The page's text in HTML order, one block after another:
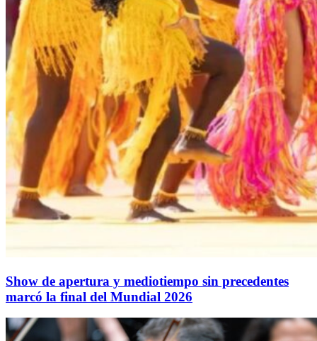
Show de apertura y mediotiempo sin precedentes
marcó la final del Mundial 2026